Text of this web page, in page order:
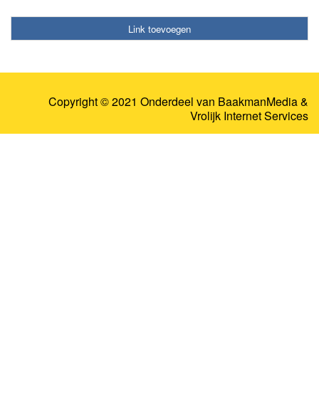
Link toevoegen
Copyright © 2021 Onderdeel van BaakmanMedia&
Vrolijk Internet Services